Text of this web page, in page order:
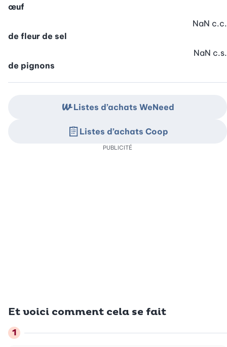
œuf
de fleur de sel
NaN c.c.
de pignons
NaN c.s.
Et voici comment cela se fait
Listes d’achats WeNeed
Listes d’achats Coop
PUBLICITÉ